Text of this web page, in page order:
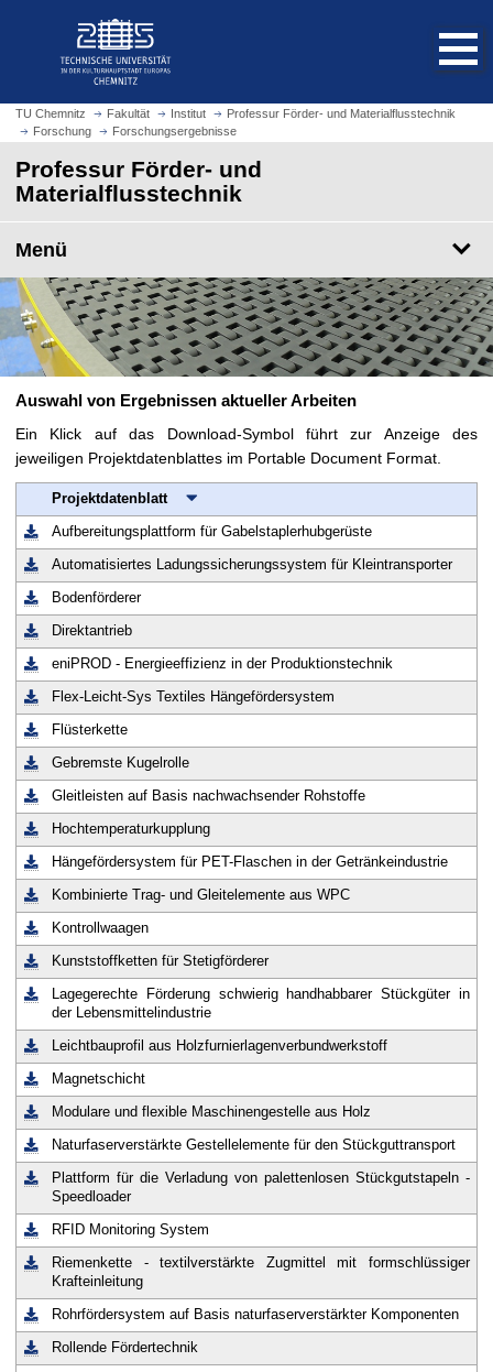
a
u
i
t
s
i
t
a
u
f
r
u
f
e
TU Chemnitz Fakultät Institut
Professur Förder- und Materialflusstechnik
Forschung
Forschungsergebnisse
Professur Förder- und
Materialflusstechnik
Menü
Auswahl von Ergebnissen aktueller Arbeiten
Ein Klick auf das Download-Symbol führt zur Anzeige des
jeweiligen Projektdatenblattes im Portable Document Format.
Projektdatenblatt
Aufbereitungsplattform für Gabelstaplerhubgerüste
Automatisiertes Ladungssicherungssystem für Kleintransporter
Bodenförderer
Direktantrieb
eniPROD - Energieeffizienz in der Produktionstechnik
Flex-Leicht-Sys Textiles Hängefördersystem
Flüsterkette
Gebremste Kugelrolle
Gleitleisten auf Basis nachwachsender Rohstoffe
Hochtemperaturkupplung
Hängefördersystem für PET-Flaschen in der Getränkeindustrie
Kombinierte Trag- und Gleitelemente aus WPC
Kontrollwaagen
Kunststoffketten für Stetigförderer
Lagegerechte Förderung schwierig handhabbarer Stückgüter in
der Lebensmittelindustrie
Leichtbauprofil aus Holzfurnierlagenverbundwerkstoff
Magnetschicht
Modulare und flexible Maschinengestelle aus Holz
Naturfaserverstärkte Gestellelemente für den Stückguttransport
Plattform für die Verladung von palettenlosen Stückgutstapeln -
Speedloader
RFID Monitoring System
Riemenkette - textilverstärkte Zugmittel mit formschlüssiger
Krafteinleitung
Rohrfördersystem auf Basis naturfaserverstärkter Komponenten
Rollende Fördertechnik